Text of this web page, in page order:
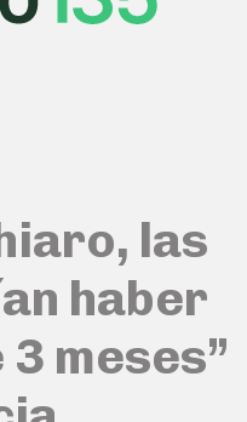
las
haber
meses”